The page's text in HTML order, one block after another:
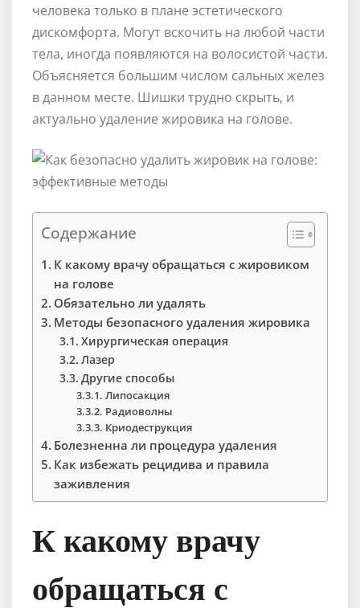
человека только в плане эстетического
дискомфорта. Могут вскочить на любой части
тела, иногда появляются на волосистой части.
Объясняется большим числом сальных желез
в данном месте. Шишки трудно скрыть, и
актуально удаление жировика на голове.
Содержание
К какому врачу обращаться с жировиком
на голове
Обязательно ли удалять
Методы безопасного удаления жировика
Хирургическая операция
Лазер
Другие способы
Липосакция
Радиоволны
Криодеструкция
Болезненна ли процедура удаления
Как избежать рецидива и правила
заживления
К какому врачу
обращаться с